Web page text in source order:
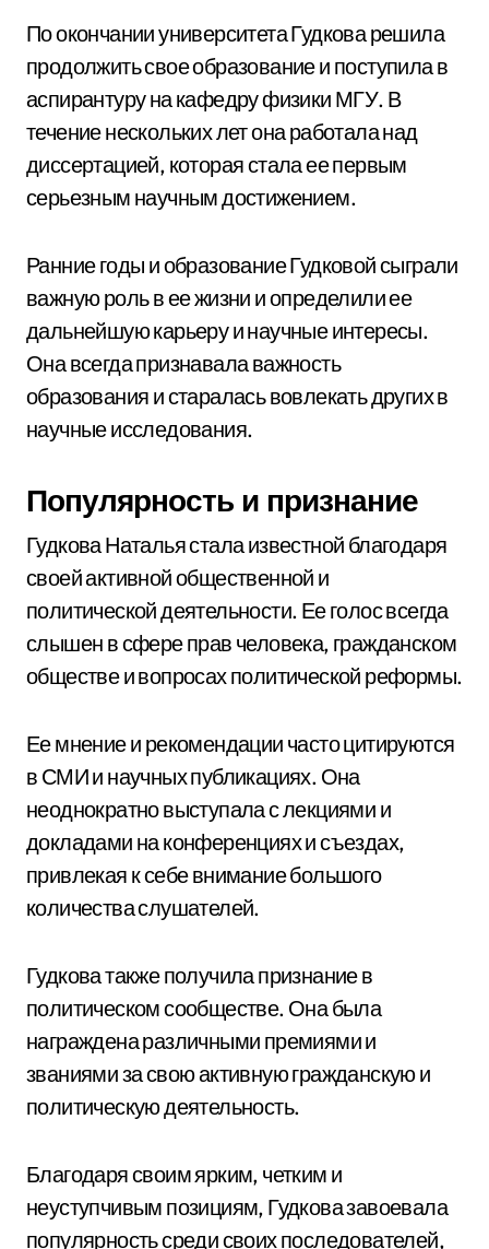
По окончании университета Гудкова решила
продолжить свое образование и поступила в
аспирантуру на кафедру физики МГУ. В
течение нескольких лет она работала над
диссертацией, которая стала ее первым
серьезным научным достижением.
Ранние годы и образование Гудковой сыграли
важную роль в ее жизни и определили ее
дальнейшую карьеру и научные интересы.
Она всегда признавала важность
образования и старалась вовлекать других в
научные исследования.
Популярность и признание
Гудкова Наталья стала известной благодаря
своей активной общественной и
политической деятельности. Ее голос всегда
слышен в сфере прав человека, гражданском
обществе и вопросах политической реформы.
Ее мнение и рекомендации часто цитируются
в СМИ и научных публикациях. Она
неоднократно выступала с лекциями и
докладами на конференциях и съездах,
привлекая к себе внимание большого
количества слушателей.
Гудкова также получила признание в
политическом сообществе. Она была
награждена различными премиями и
званиями за свою активную гражданскую и
политическую деятельность.
Благодаря своим ярким, четким и
неуступчивым позициям, Гудкова завоевала
популярность среди своих последователей,